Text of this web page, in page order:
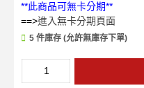
**此商品可無卡分期**
==>進入無卡分期頁面
5 件庫存 (允許無庫存下單)